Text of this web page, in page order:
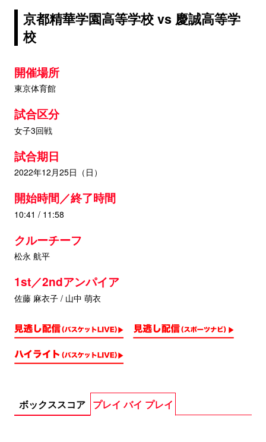
京都精華学園高等学校 vs 慶誠高等学
校
開催場所
東京体育館
試合区分
女子3回戦
試合期日
2022年12月25日（日）
開始時間／終了時間
10:41 / 11:58
クルーチーフ
松永 航平
1st／2ndアンパイア
佐藤 麻衣子 / 山中 萌衣
ボックススコア プレイ バイ プレイ